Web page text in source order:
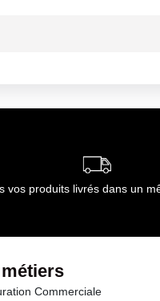
de
vos produits livrés dans un
Commerciale